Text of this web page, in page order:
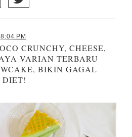
8:04 PM
CRUNCHY, CHEESE,
VARIAN TERBARU
BIKIN GAGAL
DIET!